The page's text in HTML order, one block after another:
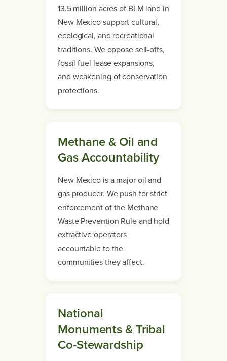
13.5 million acres of BLM land in
New Mexico support cultural,
ecological, and recreational
traditions. We oppose sell-offs,
fossil fuel lease expansions,
and weakening of conservation
protections.
Methane & Oil and
Gas Accountability
New Mexico is a major oil and
gas producer. We push for strict
enforcement of the Methane
Waste Prevention Rule and hold
extractive operators
accountable to the
communities they affect.
National
Monuments & Tribal
Co-Stewardship